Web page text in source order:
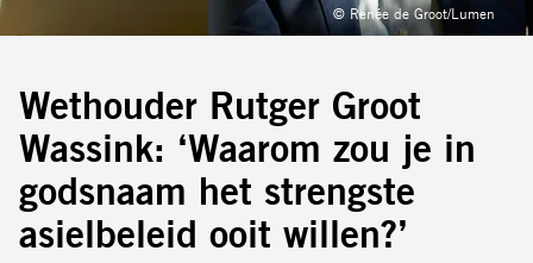
Wethouder Rutger Groot
Wassink: ‘Waarom zou je in
godsnaam het strengste
asielbeleid ooit willen?’
© Renée de Groot/Lumen